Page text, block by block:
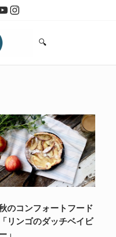
Instagram
Kitchen
Search...
🔍
のコンフォートフード
「リンゴのダッチベイビ
」